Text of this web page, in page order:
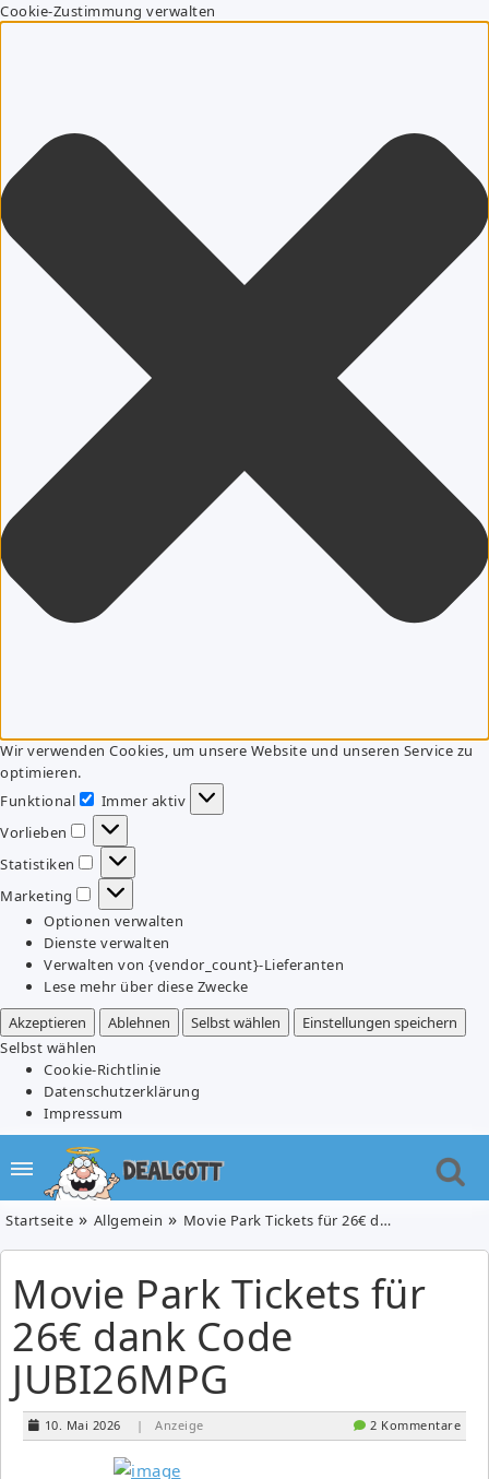
Cookie-Zustimmung verwalten
Wir verwenden Cookies, um unsere Website und unseren Service zu
optimieren.
Funktional
Funktional
Immer aktiv
Vorlieben
Vorlieben
Statistiken
Statistiken
Marketing
Marketing
Optionen verwalten
Dienste verwalten
Verwalten von {vendor_count}-Lieferanten
Lese mehr über diese Zwecke
Akzeptieren
Ablehnen Selbst wählen
Einstellungen speichern
Selbst wählen
Cookie-Richtlinie
Datenschutzerklärung
Impressum
Startseite Allgemein Movie Park Tickets für 26€ dank Code JUBI26MPG
Movie Park Tickets für
26€ dank Code
JUBI26MPG
10. Mai 2026 | Anzeige 2 Kommentare